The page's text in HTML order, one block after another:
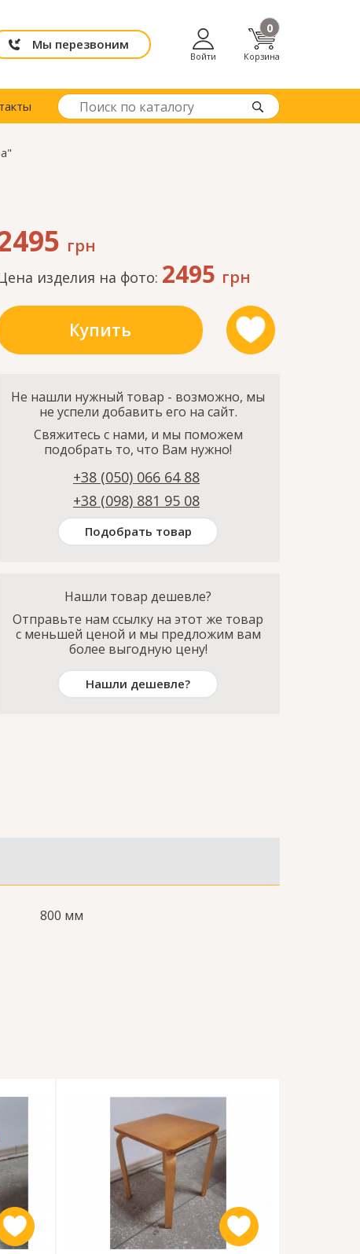
Мы перезвоним
Войти Корзина
0
грн
изделия на фото: 2495 грн
Купить
Не нашли нужный товар - возможно, мы
не успели добавить его на сайт.
Свяжитесь с нами, и мы поможем
подобрать то, что Вам нужно!
+38 (050) 066 64 88
+38 (098) 881 95 08
Подобрать товар
Нашли товар дешевле?
Отправьте нам ссылку на этот же товар
с меньшей ценой и мы предложим вам
более выгодную цену!
Нашли дешевле?
800 мм